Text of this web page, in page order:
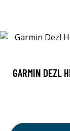
GARMIN DEZL